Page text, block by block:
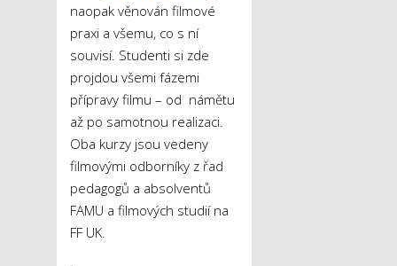
naopak věnován filmové
praxi a všemu, co s ní
souvisí. Studenti si zde
projdou všemi fázemi
přípravy filmu – od námětu
až po samotnou realizaci.
Oba kurzy jsou vedeny
filmovými odborníky z řad
pedagogů a absolventů
FAMU a filmových studií na
FF UK.